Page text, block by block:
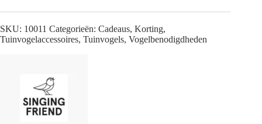
SKU: 10011 Categorieën: Cadeaus, Korting,
Tuinvogelaccessoires, Tuinvogels, Vogelbenodigdheden